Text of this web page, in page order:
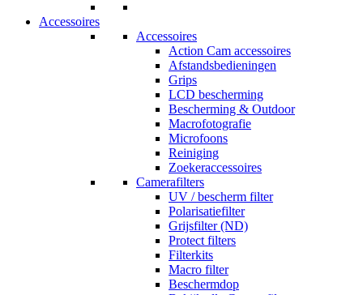
Accessoires
Accessoires
Action Cam accessoires
Afstandsbedieningen
Grips
LCD bescherming
Bescherming & Outdoor
Macrofotografie
Microfoons
Reiniging
Zoekeraccessoires
Camerafilters
UV / bescherm filter
Polarisatiefilter
Grijsfilter (ND)
Protect filters
Filterkits
Macro filter
Beschermdop